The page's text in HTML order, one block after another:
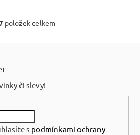
O
a
í
p
položek celkem
či slevy!
s podmínkami ochrany